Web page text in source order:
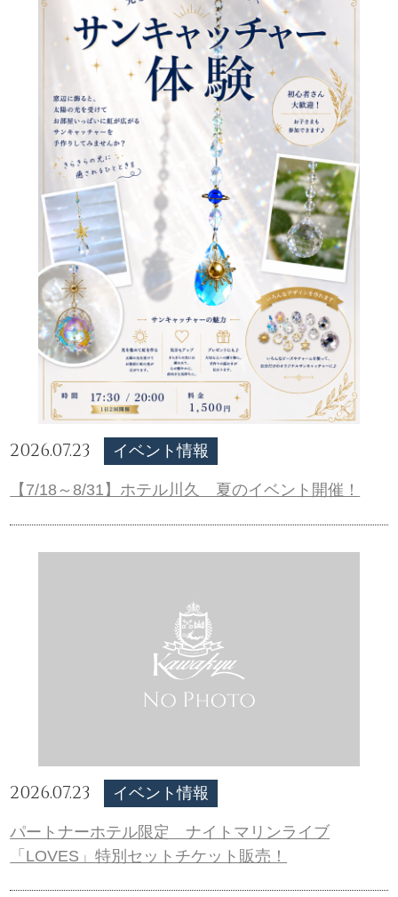
2026.07.23 イベント情報
【7/18～8/31】ホテル川久 夏のイベント開催！
2026.07.23 イベント情報
パートナーホテル限定 ナイトマリンライブ
「LOVES」特別セットチケット販売！